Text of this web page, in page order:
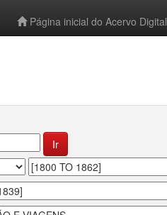
Página inicial do Acervo Digital